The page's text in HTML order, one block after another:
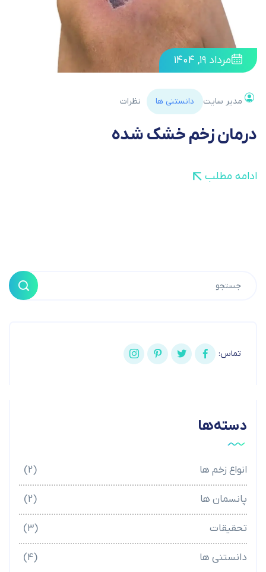
مرداد ۱۹, ۱۴۰۴
مدیر سایت دانستنی ها نظرات
درمان زخم خشک شده
ادامه مطلب
تماس:
دسته‌ها
انواع زخم ها
پانسمان ها
تحقیقات
دانستنی ها